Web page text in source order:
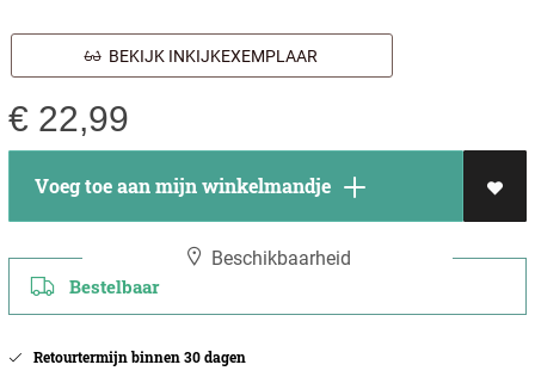
BEKIJK INKIJKEXEMPLAAR
€ 22,99
Voeg toe aan mijn winkelmandje
Beschikbaarheid
Bestelbaar
Retourtermijn binnen 30 dagen